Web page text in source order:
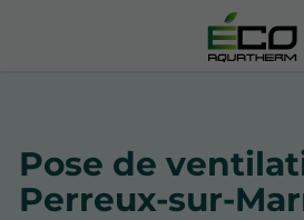
Pose de
Perreux-sur-